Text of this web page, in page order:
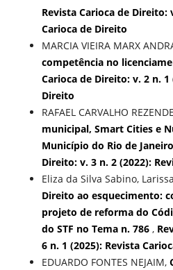
Revista Carioca de Direito:
Carioca de Direito
MARCIA VIEIRA MARX
competência no
Carioca de Direito: v. 2 n. 1
Direito
RAFAEL CARVALHO
municipal, Smart Cities e
Município do Rio de Janeiro
Direito: v. 3 n. 2 (2022):
Eliza da Silva Sabino,
Direito ao esquecimento:
projeto de reforma do
do STF no Tema n. 786 ,
6 n. 1 (2025): Revista
EDUARDO FONTES NEJAIM,